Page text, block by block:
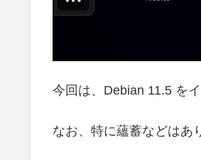
今回は、Debian 11.5 を
なお、特に蘊蓄などはあ